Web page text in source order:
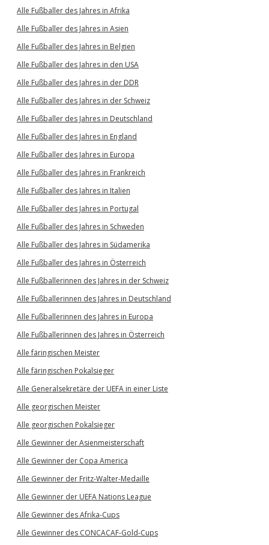
Alle Fußballer des Jahres in Afrika
Alle Fußballer des Jahres in Asien
Alle Fußballer des Jahres in Belgien
Alle Fußballer des Jahres in den USA
Alle Fußballer des Jahres in der DDR
Alle Fußballer des Jahres in der Schweiz
Alle Fußballer des Jahres in Deutschland
Alle Fußballer des Jahres in England
Alle Fußballer des Jahres in Europa
Alle Fußballer des Jahres in Frankreich
Alle Fußballer des Jahres in Italien
Alle Fußballer des Jahres in Portugal
Alle Fußballer des Jahres in Schweden
Alle Fußballer des Jahres in Südamerika
Alle Fußballer des Jahres in Österreich
Alle Fußballerinnen des Jahres in der Schweiz
Alle Fußballerinnen des Jahres in Deutschland
Alle Fußballerinnen des Jahres in Europa
Alle Fußballerinnen des Jahres in Österreich
Alle färingischen Meister
Alle färingischen Pokalsieger
Alle Generalsekretäre der UEFA in einer Liste
Alle georgischen Meister
Alle georgischen Pokalsieger
Alle Gewinner der Asienmeisterschaft
Alle Gewinner der Copa America
Alle Gewinner der Fritz-Walter-Medaille
Alle Gewinner der UEFA Nations League
Alle Gewinner des Afrika-Cups
Alle Gewinner des CONCACAF-Gold-Cups